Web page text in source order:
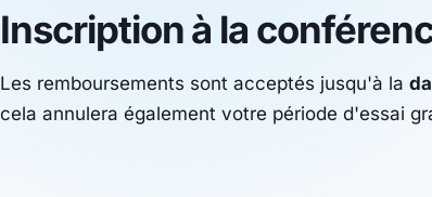
Inscription à la
Les remboursements sont acceptés jusqu'à la
cela annulera également votre période d'essai